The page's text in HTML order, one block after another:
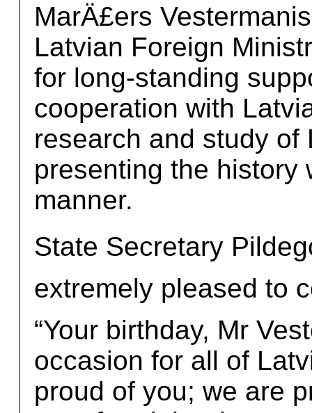
MarÄ£ers
Latvian Foreign
for long-standing
cooperation with
research and study of
presenting the history
manner.
State Secretary
extremely pleased to
“Your birthday, Mr
occasion for all of
proud of you; we are